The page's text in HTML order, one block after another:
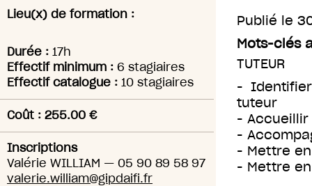
Lieu(x) de formation :
Durée : 17h
Effectif minimum : 6 stagiaires
Effectif catalogue : 10 stagiaires
Coût : 255.00 €
Inscriptions
Valérie WILLIAM — 05 90 89 58 97
valerie.william@gipdaifi.fr
Publié le
Mots-clés
TUTEUR
-
tuteur
- Accueillir
-
- Mettre
- Mettre